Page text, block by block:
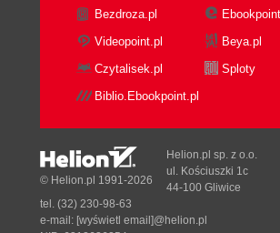
Bezdroza.pl
Videopoint.pl
Beya.pl
Czytalisek.pl
Sploty
Biblio.Ebookpoint.pl
© Helion.pl 1991-2026
Helion.pl sp. z o.o.
ul. Kościuszki 1c
44-100 Gliwice
tel. (32) 230-98-63
e-mail: [wyświetl email]@helion.pl